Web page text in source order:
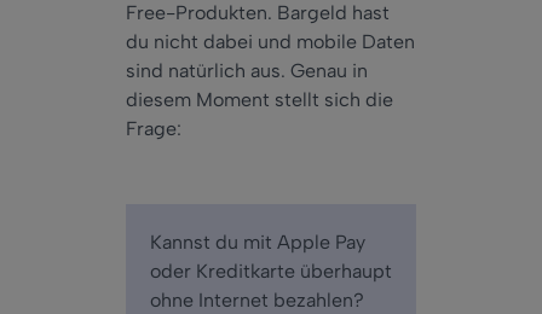
Free-Produkten. Bargeld hast
du nicht dabei und mobile Daten
sind natürlich aus. Genau in
diesem Moment stellt sich die
Frage:
Kannst du mit Apple Pay
oder Kreditkarte überhaupt
ohne Internet bezahlen?